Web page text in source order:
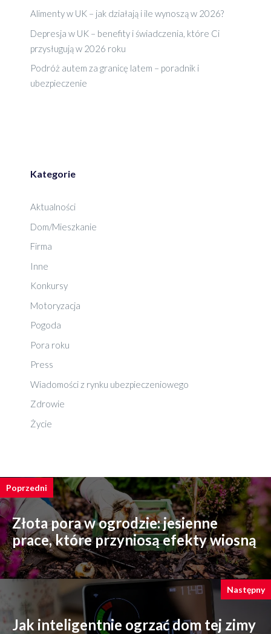
Alimenty w UK – jak działają i ile wynoszą w 2026?
Depresja w UK – benefity i świadczenia, które Ci
przysługują w 2026 roku
Podróż autem za granicę latem – poradnik i
ubezpieczenie
Kategorie
Aktualności
Dom/Mieszkanie
Firma
Inne
Konkursy
Motoryzacja
Pogoda
Pora roku
Press
Wiadomości z rynku ubezpieczeniowego
Zdrowie
Życie
Poprzedni
Złota pora w ogrodzie: jesienne
prace, które przyniosą efekty wiosną
Następny
Jak inteligentnie ogrzać dom tej zimy